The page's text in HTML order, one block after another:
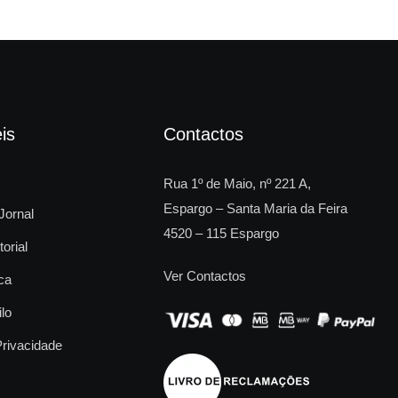
Contactos
Rua 1º de Maio, nº 221 A,
Espargo – Santa Maria da Feira
4520 – 115 Espargo
Ver Contactos